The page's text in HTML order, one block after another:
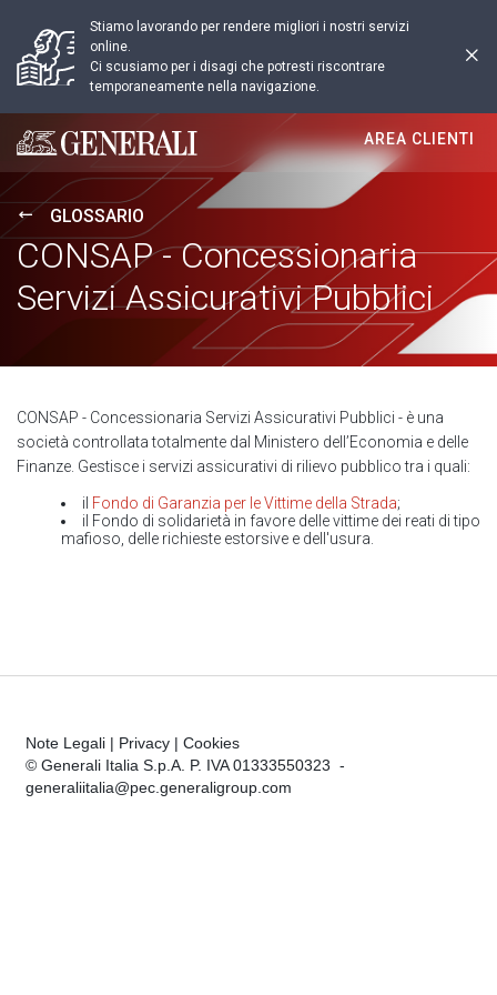
Stiamo lavorando per rendere migliori i nostri servizi
online.
Ci scusiamo per i disagi che potresti riscontrare
temporaneamente nella navigazione.
Generali logo
AREA CLIENTI
GLOSSARIO
CONSAP - Concessionaria
Servizi Assicurativi Pubblici
CONSAP - Concessionaria Servizi Assicurativi Pubblici - è una
società controllata totalmente dal Ministero dell’Economia e delle
Finanze. Gestisce i servizi assicurativi di rilievo pubblico tra i quali:
il Fondo di Garanzia per le Vittime della Strada;
il Fondo di solidarietà in favore delle vittime dei reati di tipo
mafioso, delle richieste estorsive e dell'usura.
Note Legali | Privacy | Cookies
© Generali Italia S.p.A. P. IVA 01333550323 -
generaliitalia@pec.generaligroup.com